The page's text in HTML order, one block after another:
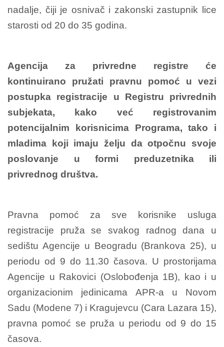
nadalјe, čiji je osnivač i zakonski zastupnik lice
starosti od 20 do 35 godina.
Agencija za privredne registre će
kontinuirano pružati pravnu pomoć u vezi
postupka registracije u Registru privrednih
subjekata, kako već registrovanim
potencijalnim korisnicima Programa, tako i
mladima koji imaju želјu da otpočnu svoje
poslovanje u formi preduzetnika ili
privrednog društva.
Pravna pomoć za sve korisnike usluga
registracije pruža se svakog radnog dana u
sedištu Agencije u Beogradu (Brankova 25), u
periodu od 9 do 11.30 časova. U prostorijama
Agencije u Rakovici (Oslobođenja 1B), kao i u
organizacionim jedinicama APR-a u Novom
Sadu (Modene 7) i Kragujevcu (Cara Lazara 15),
pravna pomoć se pruža u periodu od 9 do 15
časova.